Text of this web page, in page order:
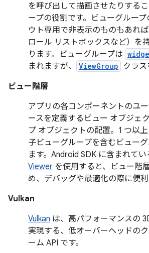
を呼び出して描画させたりする
ープの役割です。ビューグルー
ウト専用で非表示のものもあれ
ロール リストボックスなど）を
ります。ビューグループは
まれますが、
ViewGroup
クラス
ビュー階層
アプリの各コンポーネントのユ
ースを定義するビュー オブジェ
プ オブジェクトの配置。1 つ以
子ビューグループを含むビュー
ます。Android SDK に含まれてい
Viewer を使用すると、ビュー階
め、デバッグや最適化の際に便利
Vulkan
Vulkan は、高パフォーマンスの
実現する、低オーバーヘッドの
ーム API です。